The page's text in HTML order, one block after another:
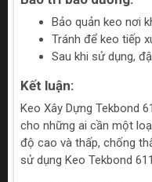
Bảo quản keo nơi
Tránh để keo tiếp
Sau khi sử dụng,
Kết luận:
Keo Xây Dựng Tekbond
cho những ai cần một
độ cao và thấp, chống
sử dụng Keo Tekbond